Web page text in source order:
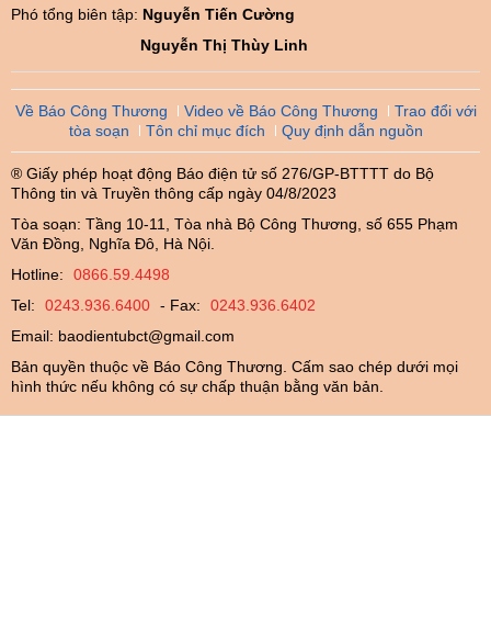
Phó tổng biên tập: Nguyễn Tiến Cường
Nguyễn Thị Thùy Linh
Về Báo Công Thương Video về Báo Công Thương
Trao đổi với
tòa soạn
Tôn chỉ mục đích Quy định dẫn nguồn
® Giấy phép hoạt động Báo điện tử số 276/GP-BTTTT do Bộ
Thông tin và Truyền thông cấp ngày 04/8/2023
Tòa soạn: Tầng 10-11, Tòa nhà Bộ Công Thương, số 655 Phạm
Văn Đồng, Nghĩa Đô, Hà Nội.
Hotline:
0866.59.4498
Tel:
0243.936.6400 - Fax:
0243.936.6402
Email: baodientubct@gmail.com
Bản quyền thuộc về Báo Công Thương. Cấm sao chép dưới mọi
hình thức nếu không có sự chấp thuận bằng văn bản.